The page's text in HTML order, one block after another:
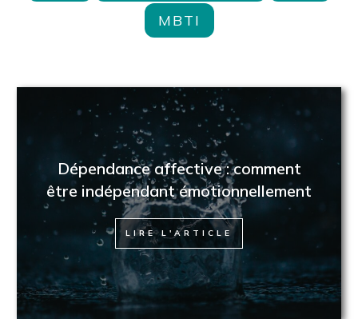
MBTI
Dépendance affective : comment
être indépendant émotionnellement
LIRE L'ARTICLE